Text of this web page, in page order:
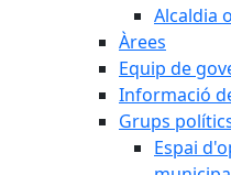
Alcaldia
Àrees
Equip de
Informació
Grups
Espai